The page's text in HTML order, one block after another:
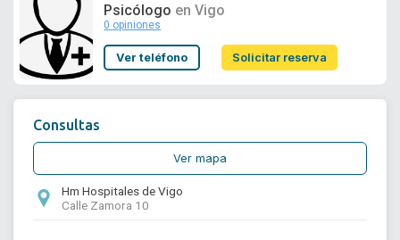
Soporte
Psicólogo en Vigo
0 opiniones
Ver teléfono Solicitar reserva
Consultas
Ver mapa
Hm Hospitales de Vigo
Calle Zamora 10